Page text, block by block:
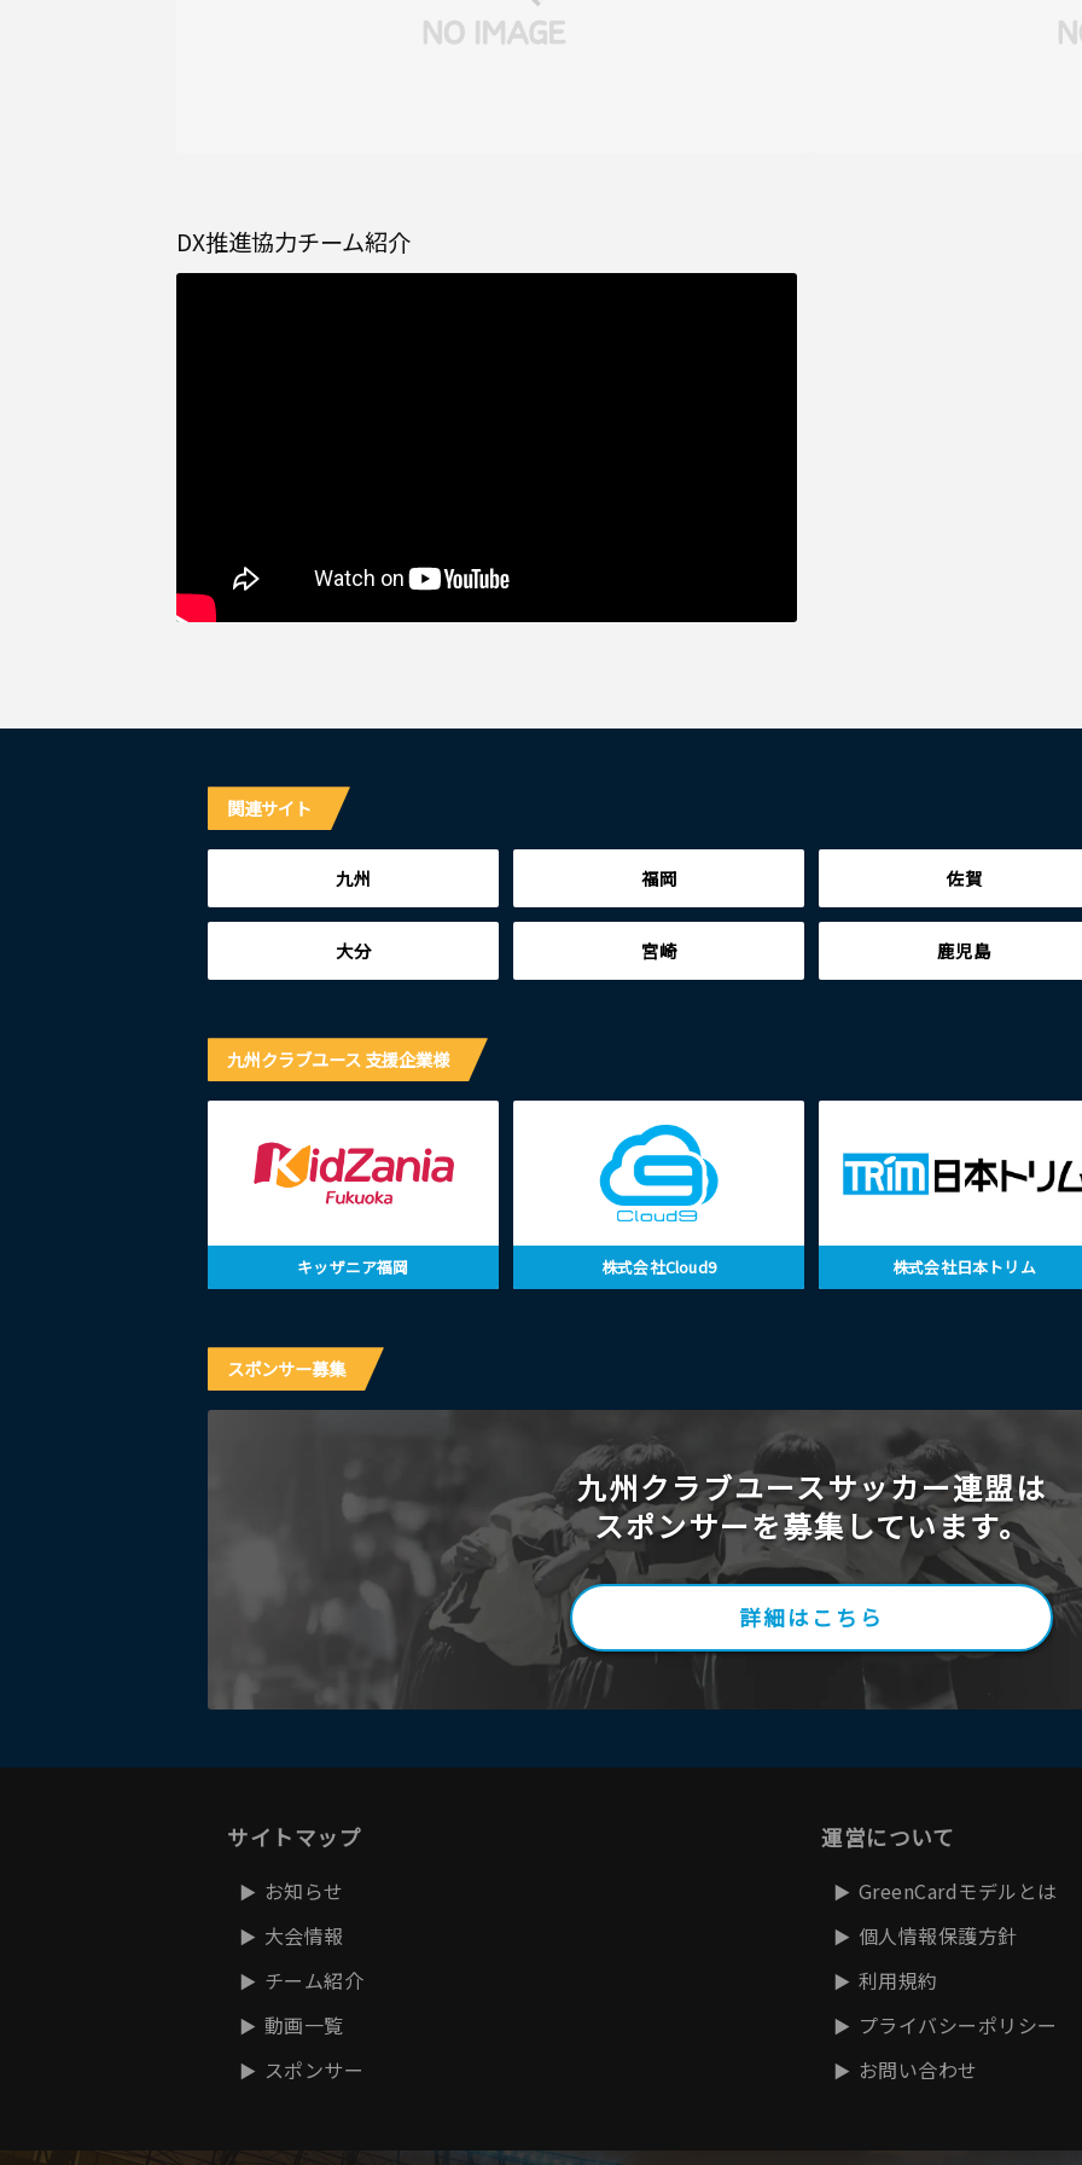
DX推進協力チーム紹介
関連サイト
九州 福岡 佐賀
大分 宮崎 鹿児島
九州クラブユース 支援企業様
キッザニア福岡 株式会社Cloud9 株式会社日本トリム
スポンサー募集
九州クラブユースサッカー連盟は
スポンサーを募集しています。
詳細はこちら
サイトマップ
お知らせ
大会情報
チーム紹介
動画一覧
スポンサー
運営について
GreenCardモデルとは
個人情報保護方針
利用規約
プライバシーポリシー
お問い合わせ